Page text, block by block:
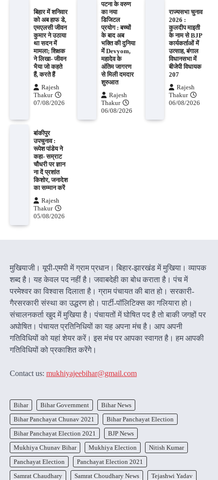
बिहार में शनिवार
को अब हाफ डे,
एमएलसी जीवन
कुमार ने उठाया
था सदन में
मामला; शिक्षक
ने लिखा- जीवन
भैया जो कहते
हैं, करते हैं
Rajesh
Thakur
07/08/2026
पटना के वरुण
का नया
डिजिटल
प्रयोग : बच्चों
के बाद अब
भक्ति की दुनिया
में Devyom,
महादेव के
अंतिम जागरण
से मिली दमदार
शुरुआत
Rajesh
Thakur
06/08/2026
राज्यसभा चुनाव
2026 :
कुलदीप माइती
के नाम से BJP
कार्यकर्ताओं में
उत्साह, बंगाल
विधानसभा में
बीजेपी विधायक
207
Rajesh
Thakur
06/08/2026
बांकीपुर
उपचुनाव :
रूपेश पांडेय ने
कहा- सम्राट
चौधरी पर ज्ञान
ना दें प्रशांत
किशोर, जनादेश
का सम्मान करें
Rajesh
Thakur
05/08/2026
मुखियाजी। यूपी-एमपी में ग्राम प्रधान। बिहार-झारखंड में मुखिया। व्यापक
शब्द है। यह केवल पद नहीं है। जवाबदेही का बोध कराता है। पंच में
परमेश्वर का विश्वास दिलाता है। ग्राम पंचायत की बात हो। सरकारी-
गैरसरकारी संस्था का उद्धरण हो। पार्टी-पॉलिटिक्स का गलियारा हो।
संचालनकर्ता खुद में मुखिया है। पंचायतों में घोषित पद है तो बाकी जगहों पर
अघोषित। पंचायत प्रतिनिधियों का यह अपना मंच है। आप अपनी
गतिविधियों को यहां शेयर करें। इस मंच पर आपका स्वागत है। हम आपकी
गतिविधियों को प्रकाशित करेंगेे।
Contact us: mukhiyajeebihar@gmail.com
Bihar Bihar Government
Bihar News
Bihar Panchayat Chunav 2021
Bihar Panchayat Election
Bihar Panchayat Election 2021
BJP News
Mukhiya Chunav Bihar
Mukhiya Election
Nitish Kumar
Panchayat Election
Panchayat Election 2021
Samrat Chaudhary
Samrat Choudhary News
Tejashwi Yadav